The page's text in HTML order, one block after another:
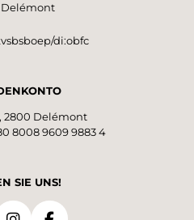
di:obfc
2800 Delémont
8008 9609 9883 4
SIE UNS!